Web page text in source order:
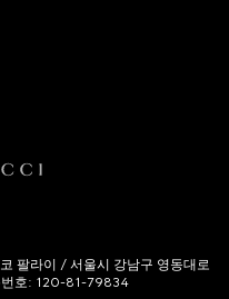
팔라이 / 서울시 강남구 영동대로
번호: 120-81-79834